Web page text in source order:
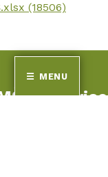
MENU
(18506)
Třanovice